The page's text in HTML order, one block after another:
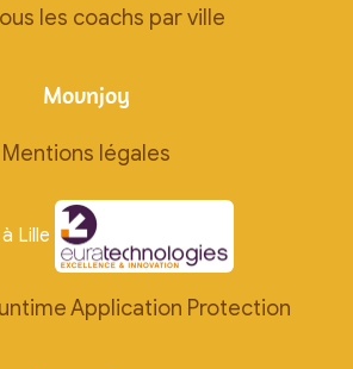
les coachs par ville
Movnjoy
Mentions légales
Lille